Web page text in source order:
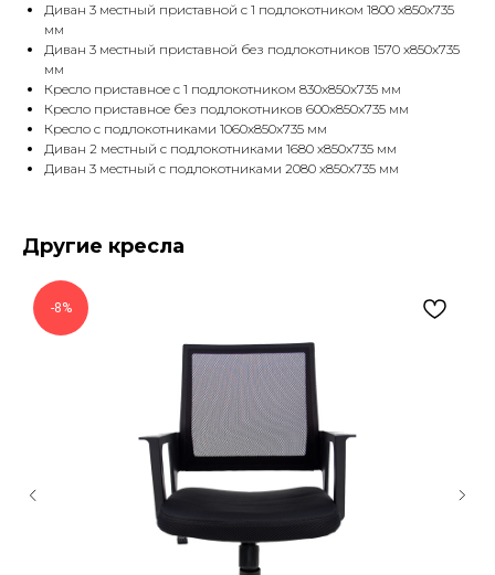
Диван 3 местный приставной с 1 подлокотником 1800 х850х735
мм
Диван 3 местный приставной без подлокотников 1570 х850х735
мм
Кресло приставное с 1 подлокотником 830х850х735 мм
Кресло приставное без подлокотников 600х850х735 мм
Кресло с подлокотниками 1060х850х735 мм
Диван 2 местный с подлокотниками 1680 х850х735 мм
Диван 3 местный с подлокотниками 2080 х850х735 мм
Другие кресла
-8%